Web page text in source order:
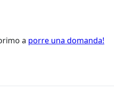
a porre una domanda!